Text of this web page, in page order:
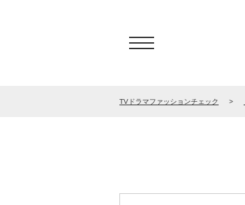
TVドラマファッションチェック